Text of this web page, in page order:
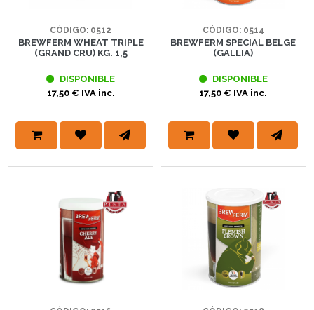
CÓDIGO: 0512
BREWFERM WHEAT TRIPLE
(GRAND CRU) KG. 1,5
DISPONIBLE
17,50 € IVA inc.
CÓDIGO: 0514
BREWFERM SPECIAL BELGE
(GALLIA)
DISPONIBLE
17,50 € IVA inc.